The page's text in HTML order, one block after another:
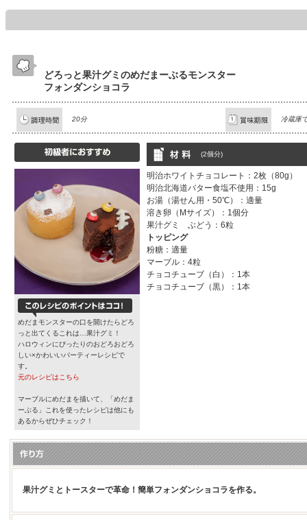
どろっと果汁グミのめだまーぶるモンスター
フォンダンショコラ
20分 冷蔵庫
めだまモンスターの口を開けたらどろ
っと出てくるこれは…果汁グミ！
ハロウィンにぴったりのおどろおどろ
しい×かわいいパーティーレシピで
す。
元のレシピはこちら
マーブルにめだまを描いて、「めだま
ーぶる」これを使ったレシピは他にも
あるからぜひチェック！
(2個分)
明治ホワイトチョコレート：2枚（80g）
明治北海道バター食塩不使用：15g
お湯（湯せん用・50℃）：適量
溶き卵（Mサイズ）：1個分
果汁グミ ぶどう：6粒
トッピング
粉糖：適量
マーブル：4粒
チョコチューブ（白）：1本
チョコチューブ（黒）：1本
果汁グミとトースターで革命！簡単フォンダンショコラを作る。